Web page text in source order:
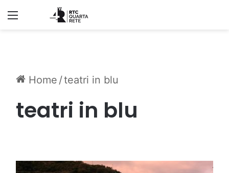
Home /teatri in blu
teatri in blu